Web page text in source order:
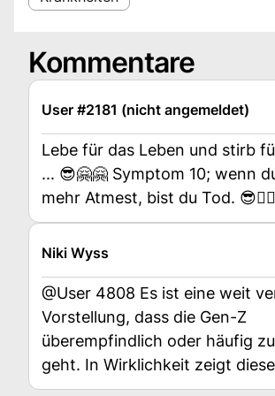
Kommentare
User #2181 (nicht angemeldet)
Lebe für das Leben und stirb
... 😎🤗🤗 Symptom 10; wenn
mehr Atmest, bist du Tod. 😎🤷‍♂️
Niki Wyss
@User 4808 Es ist eine weit
Vorstellung, dass die Gen-Z
überempfindlich oder häufig
geht. In Wirklichkeit zeigt diese
Generation jedoch zunehmend